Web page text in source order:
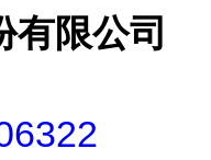
有限公司